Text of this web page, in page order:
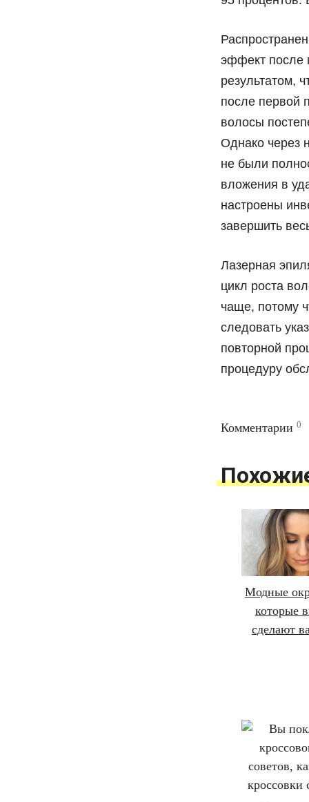
эффект после
результатом,
после первой
волосы
Однако через
не были
вложения в
настроены
завершить
Лазерная
цикл роста
чаще, потому
следовать
повторной
процедуру
Комментарии 0
Модные
которые
сделают